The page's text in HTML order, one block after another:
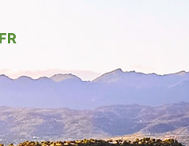
FR